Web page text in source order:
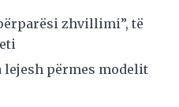
zhvillimi”, të
lejesh përmes modelit